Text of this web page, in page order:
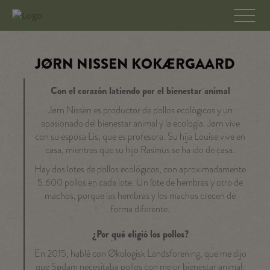
JØRN NISSEN KOKÆRGAARD
Con el corazón latiendo por el bienestar animal
Jørn Nissen es productor de pollos ecológicos y un
apasionado del bienestar animal y la ecología. Jørn vive
con su esposa Lis, que es profesora. Su hija Louise vive en
casa, mientras que su hijo Rasmus se ha ido de casa.
Hay dos lotes de pollos ecológicos, con aproximadamente
5.600 pollos en cada lote. Un lote de hembras y otro de
machos, porque las hembras y los machos crecen de
forma diferente.
¿Por qué eligió los pollos?
En 2015, hablé con Økologisk Landsforening, que me dijo
que Sødam necesitaba pollos con mejor bienestar animal,